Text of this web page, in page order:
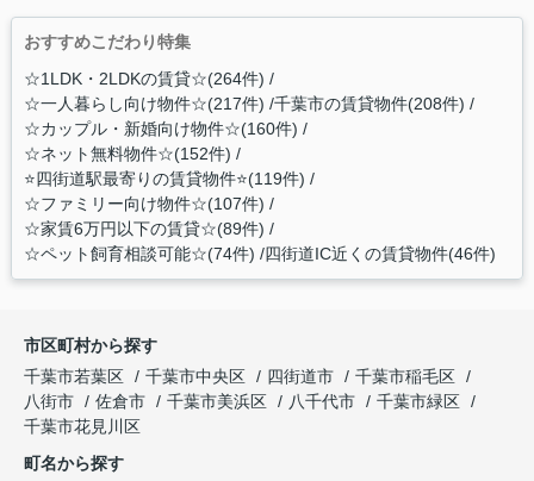
おすすめこだわり特集
☆1LDK・2LDKの賃貸☆(264件)
☆一人暮らし向け物件☆(217件) 千葉市の賃貸物件(208件)
☆カップル・新婚向け物件☆(160件)
☆ネット無料物件☆(152件)
⭐️四街道駅最寄りの賃貸物件⭐️(119件)
☆ファミリー向け物件☆(107件)
☆家賃6万円以下の賃貸☆(89件)
☆ペット飼育相談可能☆(74件) 四街道IC近くの賃貸物件(46件)
市区町村から探す
千葉市若葉区
千葉市中央区 四街道市
千葉市稲毛区
八街市
佐倉市 千葉市美浜区 八千代市
千葉市緑区
千葉市花見川区
町名から探す